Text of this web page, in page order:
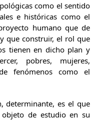
como el sentido
e históricas como el
humano que de
que construir, el rol que
tienen en dicho plan y
pobres, mujeres,
fenómenos como el
determinante, es el que
de estudio en su